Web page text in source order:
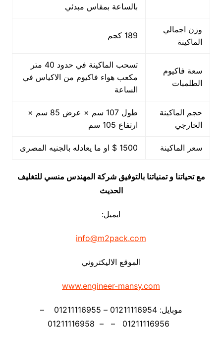
بالساعة بمقاس مبدئي
وزن اجمالي
الماكينة
189 كجم
سعة فاكيوم
الطلمبات
تسحب الماكينة في حدود 40 متر
مكعب هواء فاكيوم من الاكياس في
الساعة
حجم الماكينة
الخارجي
طول 107 سم × عرض 85 سم ×
ارتفاع 105 سم
سعر الماكينة 1500 $ او ما يعادله بالجنيه المصرى
مع تحياتنا و تمنياتنا بالتوفيق شركة المهندس منسي للتغليف
الحديث
ايميل:
info@m2pack.com
الموقع الاليكتروني
www.engineer-mansy.com
موبايل: 01211116954 – 01211116955 –